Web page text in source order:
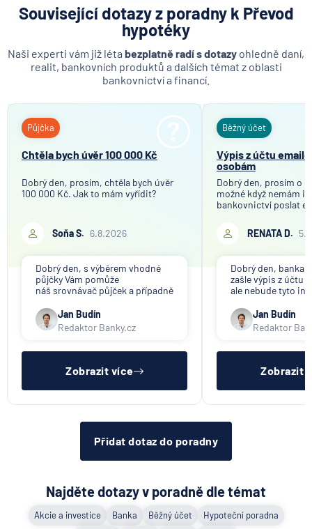
✅Doba splácení:
30 let
✅Výše úvěru:
3 500 000 Kč
✅Měsíční splátka:
18 131 Kč
Související dotazy z poradny k Převod
hypotéky
Naši experti vám již léta bezplatně radí s dotazy ohledně daní,
realit, bankovních produktů a dalších témat z oblasti
bankovnictví a financí.
Půjčka
Chtěla bych úvěr 100 000 Kč
Dobrý den, prosím, chtěla bych úvěr
100 000 Kč. Jak to mám vyřídit?
Soňa S. 6.8.2026
Dobrý den, s výběrem vhodné
půjčky Vám pomůže
náš srovnávač půjček a případně
půjček. Pro získání půjčky je
třeba mít dostatečný příjem,
nebýt ve zkušební ani výpovědní
Jan Budín
Redaktor Banky.cz
Zobrazit více
Běžný účet
Výpis z účtu
osobám
Dobrý den, prosím o
možné když nemám
bankovnictví poslat
společnosti, které
účelem ověření
RENATA D.
Dobrý den, banka
zašle výpis z účtu
ale nebude tyto
společnosti).
přeposlání emailu
jiným osobám či
Jan Budín
Redaktor
Zobrazit
Přidat dotaz do poradny
Najděte dotazy v poradně dle témat
Akcie a investice Banka Běžný účet
Hypoteční poradna